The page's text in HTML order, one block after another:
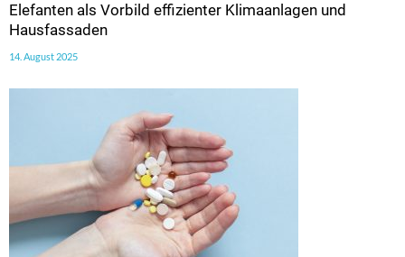
Elefanten als Vorbild effizienter Klimaanlagen und
Hausfassaden
14. August 2025